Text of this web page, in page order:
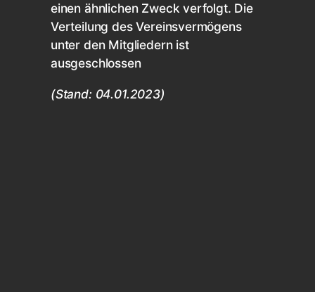
einen ähnlichen Zweck verfolgt. Die
Verteilung des Vereinsvermögens
unter den Mitgliedern ist
ausgeschlossen
(Stand: 04.01.2023)